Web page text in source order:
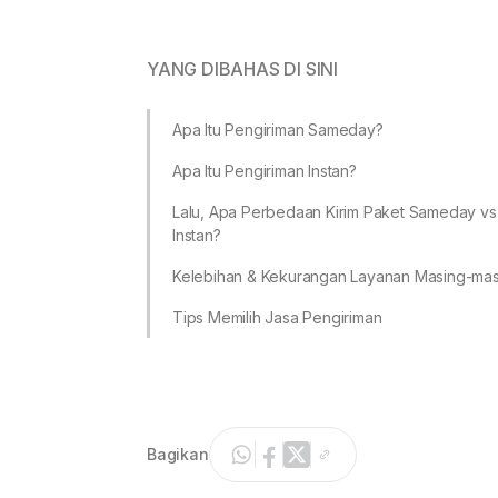
YANG DIBAHAS DI SINI
Apa Itu Pengiriman Sameday?
Apa Itu Pengiriman Instan?
Lalu, Apa Perbedaan Kirim Paket Sameday vs
Instan?
Kelebihan & Kekurangan Layanan Masing-
Tips Memilih Jasa Pengiriman
Bagikan